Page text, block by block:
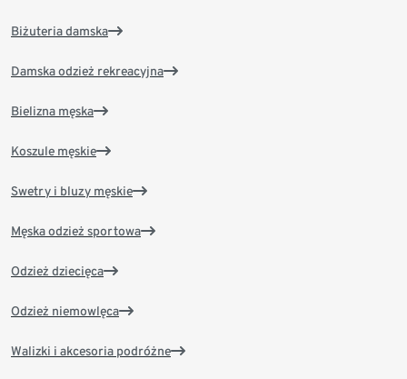
Biżuteria damska
Damska odzież rekreacyjna
Bielizna męska
Koszule męskie
Swetry i bluzy męskie
Męska odzież sportowa
Odzież dziecięca
Odzież niemowlęca
Walizki i akcesoria podróżne